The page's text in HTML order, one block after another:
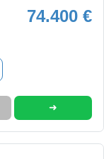
74.400 €
➜